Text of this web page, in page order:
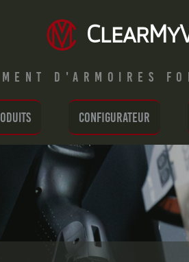
ClearMy
d'armoires
Configurateur